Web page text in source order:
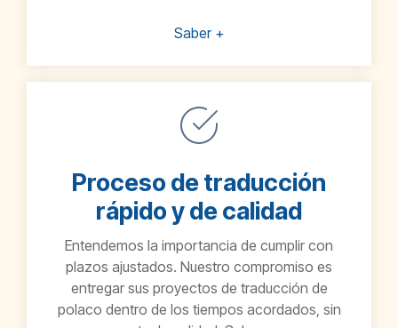
Saber +
Proceso de traducción
rápido y de calidad
Entendemos la importancia de cumplir con
plazos ajustados. Nuestro compromiso es
entregar sus proyectos de traducción de
polaco dentro de los tiempos acordados, sin